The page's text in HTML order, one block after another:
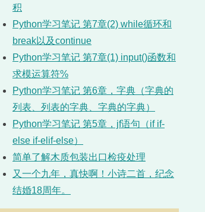
积
Python学习笔记 第7章(2) while循环和
break以及continue
Python学习笔记 第7章(1) input()函数和
求模运算符%
Python学习笔记 第6章，字典（字典的
列表、列表的字典、字典的字典）
Python学习笔记 第5章，jf语句（if if-
else if-elif-else）
简单了解木质包装出口检疫处理
又一个九年，真快啊！小诗二首，纪念
结婚18周年。